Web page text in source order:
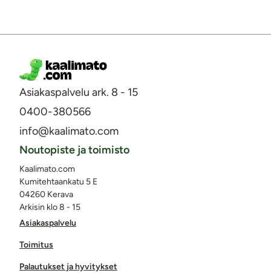
Asiakaspalvelu ark. 8 - 15
0400-380566
info@kaalimato.com
Asiakaspalvelu
Toimitus
Palautukset ja hyvitykset
Noutopiste ja toimisto
Kaalimato.com
Kumitehtaankatu 5 E
04260 Kerava
Arkisin klo 8 - 15